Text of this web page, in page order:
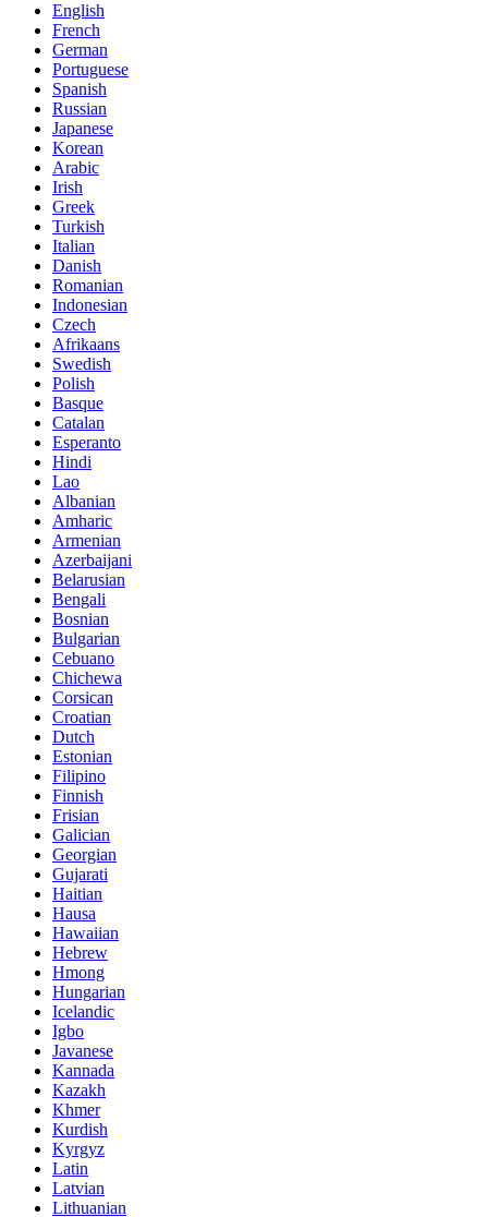
English
French
German
Portuguese
Spanish
Russian
Japanese
Korean
Arabic
Irish
Greek
Turkish
Italian
Danish
Romanian
Indonesian
Czech
Afrikaans
Swedish
Polish
Basque
Catalan
Esperanto
Hindi
Lao
Albanian
Amharic
Armenian
Azerbaijani
Belarusian
Bengali
Bosnian
Bulgarian
Cebuano
Chichewa
Corsican
Croatian
Dutch
Estonian
Filipino
Finnish
Frisian
Galician
Georgian
Gujarati
Haitian
Hausa
Hawaiian
Hebrew
Hmong
Hungarian
Icelandic
Igbo
Javanese
Kannada
Kazakh
Khmer
Kurdish
Kyrgyz
Latin
Latvian
Lithuanian